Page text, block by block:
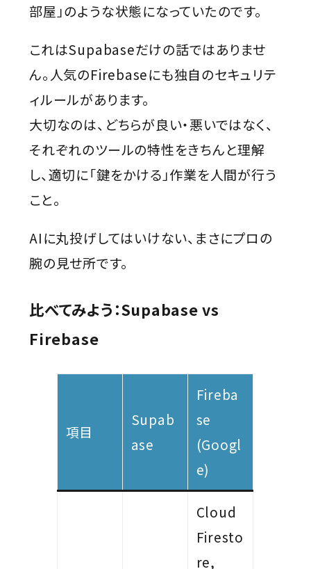
部屋」のような状態になっていたのです。
これはSupabaseだけの話ではありませ
ん。人気のFirebaseにも独自のセキュリテ
ィルールがあります。
大切なのは、どちらが良い・悪いではなく、
それぞれのツールの特性をきちんと理解
し、適切に「鍵をかける」作業を人間が行う
こと。
AIに丸投げしてはいけない、まさにプロの
腕の見せ所です。
比べてみよう：Supabase vs
Firebase
項目
Supab
ase
Fireba
se
(Googl
e)
Cloud
Firesto
re,